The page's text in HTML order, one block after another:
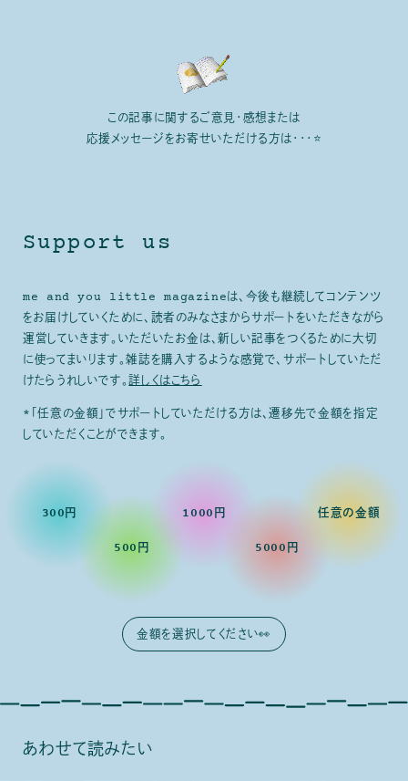
この記事に関するご意見・感想または
応援メッセージをお寄せいただける方は・・・⭐
Support us
me and you little magazineは、今後も継続してコンテンツ
をお届けしていくために、読者のみなさまからサポートをいただきながら
運営していきます。いただいたお金は、新しい記事をつくるために大切
に使ってまいります。雑誌を購入するような感覚で、サポートしていただ
けたらうれしいです。詳しくはこちら
*「任意の金額」でサポートしていただける方は、遷移先で金額を指定
していただくことができます。
300円
500円
1000円
5000円
任意の金額
あわせて読みたい